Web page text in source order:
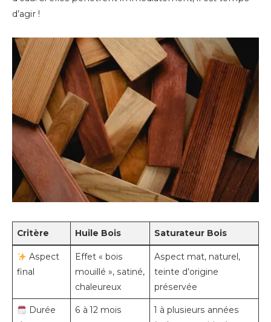
d’agir !
Critère Huile Bois Saturateur Bois
Aspect
final
Effet « bois
mouillé », satiné,
chaleureux
Aspect mat, naturel,
teinte d’origine
préservée
Durée
6 à 12 mois
1 à plusieurs années